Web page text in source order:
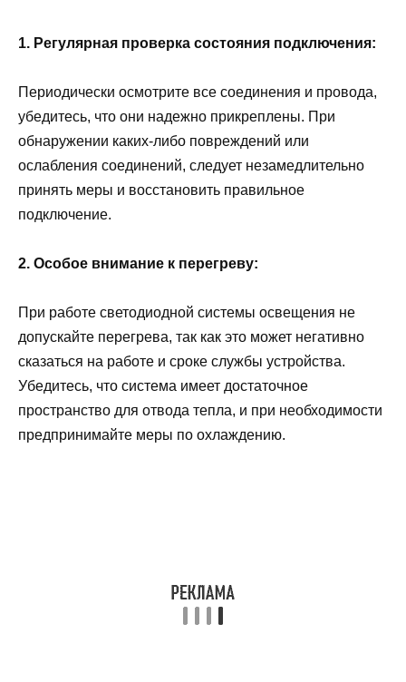
1. Регулярная проверка состояния подключения:
Периодически осмотрите все соединения и провода,
убедитесь, что они надежно прикреплены. При
обнаружении каких-либо повреждений или
ослабления соединений, следует незамедлительно
принять меры и восстановить правильное
подключение.
2. Особое внимание к перегреву:
При работе светодиодной системы освещения не
допускайте перегрева, так как это может негативно
сказаться на работе и сроке службы устройства.
Убедитесь, что система имеет достаточное
пространство для отвода тепла, и при необходимости
предпринимайте меры по охлаждению.